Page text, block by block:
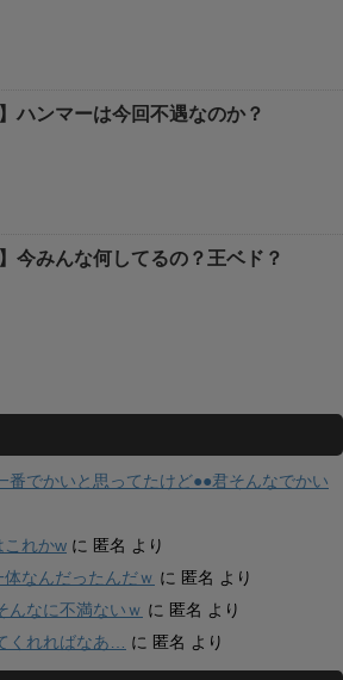
】ハンマーは今回不遇なのか？
】今みんな何してるの？王ベド？
番でかいと思ってたけど●●君そんなでかい
これかw に 匿名 より
体なんだったんだｗ に 匿名 より
んなに不満ないｗ に 匿名 より
くれればなあ…
に 匿名 より